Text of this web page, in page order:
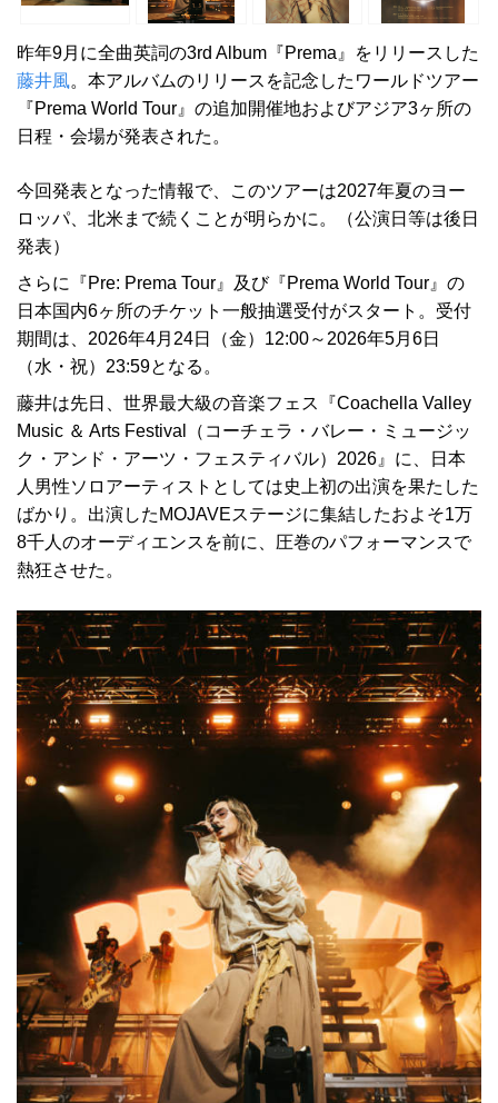
昨年9月に全曲英詞の3rd Album『Prema』をリリースした
藤井風。本アルバムのリリースを記念したワールドツアー
『Prema World Tour』の追加開催地およびアジア3ヶ所の
日程・会場が発表された。
今回発表となった情報で、このツアーは2027年夏のヨー
ロッパ、北米まで続くことが明らかに。（公演日等は後日
発表）
さらに『Pre: Prema Tour』及び『Prema World Tour』の
日本国内6ヶ所のチケット一般抽選受付がスタート。受付
期間は、2026年4月24日（金）12:00～2026年5月6日
（水・祝）23:59となる。
藤井は先日、世界最大級の音楽フェス『Coachella Valley
Music ＆ Arts Festival（コーチェラ・バレー・ミュージッ
ク・アンド・アーツ・フェスティバル）2026』に、日本
人男性ソロアーティストとしては史上初の出演を果たした
ばかり。出演したMOJAVEステージに集結したおよそ1万
8千人のオーディエンスを前に、圧巻のパフォーマンスで
熱狂させた。